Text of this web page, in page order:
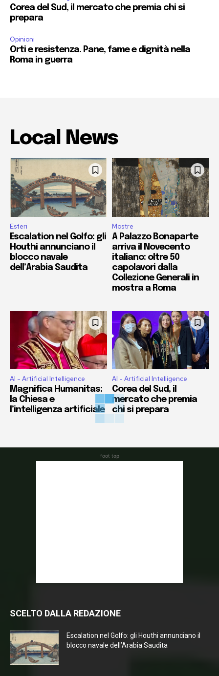
Corea del Sud, il mercato che premia chi si
prepara
Opinioni
Orti e resistenza. Pane, fame e dignità nella
Roma in guerra
Local News
Esteri
Escalation nel Golfo: gli
Houthi annunciano il
blocco navale
dell’Arabia Saudita
Mostre
A Palazzo Bonaparte
arriva il Novecento
italiano: oltre 50
capolavori dalla
Collezione Generali in
mostra a Roma
AI - Artificial Intelligence
Magnifica Humanitas:
la Chiesa e
l’intelligenza artificiale
AI - Artificial Intelligence
Corea del Sud, il
mercato che premia
chi si prepara
foot top
SCELTO DALLA REDAZIONE
Escalation nel Golfo: gli Houthi annunciano il
blocco navale dell’Arabia Saudita